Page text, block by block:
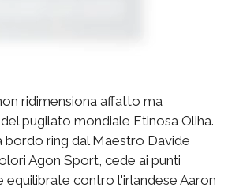
ridimensiona affatto ma
pugilato mondiale Etinosa Oliha.
bordo ring dal Maestro Davide
Agon Sport, cede ai punti
equilibrate contro l'irlandese Aaron